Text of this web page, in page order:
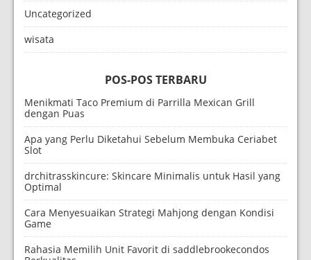
Uncategorized
wisata
POS-POS TERBARU
Menikmati Taco Premium di Parrilla Mexican Grill
dengan Puas
Apa yang Perlu Diketahui Sebelum Membuka Ceriabet
Slot
drchitrasskincure: Skincare Minimalis untuk Hasil yang
Optimal
Cara Menyesuaikan Strategi Mahjong dengan Kondisi
Game
Rahasia Memilih Unit Favorit di saddlebrookecondos